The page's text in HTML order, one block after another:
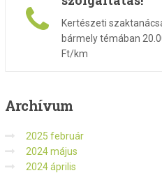
Kertészeti
bármely témában
Ft/km
Archívum
2025 február
2024 május
2024 április